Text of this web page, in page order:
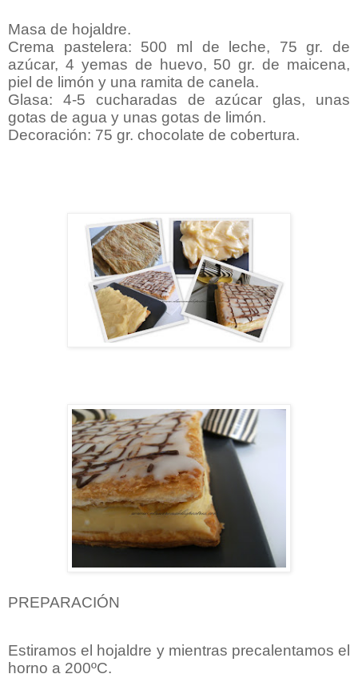
Masa de hojaldre.
Crema pastelera: 500 ml de leche, 75 gr. de
azúcar, 4 yemas de huevo, 50 gr. de maicena,
piel de limón y una ramita de canela.
Glasa: 4-5 cucharadas de azúcar glas, unas
gotas de agua y unas gotas de limón.
Decoración: 75 gr. chocolate de cobertura.
PREPARACIÓN
Estiramos el hojaldre y mientras precalentamos el
horno a 200ºC.